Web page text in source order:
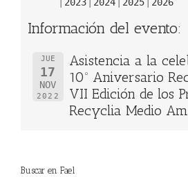
2023 2024 2025 2026
Información del evento:
JUE
17
NOV
2022
Asistencia a la
10º Aniversario
VII Edición de los
Recyclia Medio
Buscar en Fael